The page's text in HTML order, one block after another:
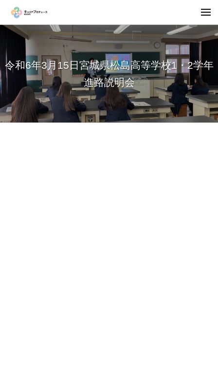
令和6年3月15日宮城県松島高等学校1・2学年
進路説明会